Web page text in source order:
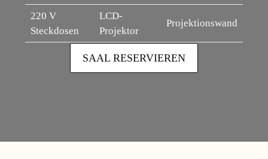
220 V
Steckdosen
LCD-
Projektor
Projektionswand
SAAL RESERVIEREN